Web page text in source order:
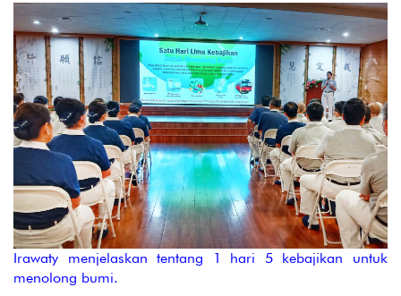
Irawaty menjelaskan tentang 1 hari 5 kebajikan untuk
menolong bumi.